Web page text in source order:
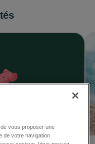
vous proposer une
de votre navigation